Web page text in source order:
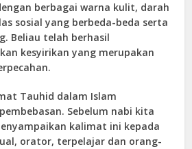
berbagai warna kulit, darah
sosial yang berbeda-beda serta
Beliau telah berhasil
kesyirikan yang merupakan
Tauhid dalam Islam
Sebelum nabi kita
kalimat ini kepada
orator, terpelajar dan orang-